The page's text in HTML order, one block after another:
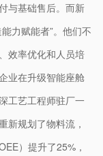
与基础售后。而新
力赋能者”。他们不
效率优化和人员培
业在升级智能座舱
工艺工程师驻厂一
新规划了物料流，
）提升了25%，